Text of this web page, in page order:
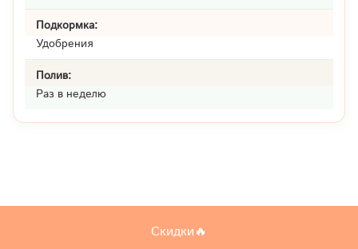
Подкормка:
Удобрения
Полив:
Раз в неделю
Скидки🔥